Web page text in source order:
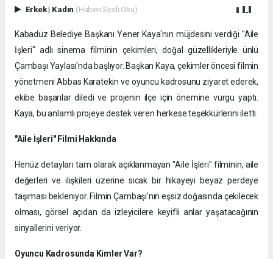
Erkek| Kadın (Haberi Sesli Oku)
Kabadüz Belediye Başkanı Yener Kaya'nın müjdesini verdiği "Aile
İşleri" adlı sinema filminin çekimleri, doğal güzellikleriyle ünlü
Çambaşı Yaylası'nda başlıyor. Başkan Kaya, çekimler öncesi filmin
yönetmeni Abbas Karatekin ve oyuncu kadrosunu ziyaret ederek,
ekibe başarılar diledi ve projenin ilçe için önemine vurgu yaptı.
Kaya, bu anlamlı projeye destek veren herkese teşekkürlerini iletti.
"Aile İşleri" Filmi Hakkında
Henüz detayları tam olarak açıklanmayan "Aile İşleri" filminin, aile
değerleri ve ilişkileri üzerine sıcak bir hikayeyi beyaz perdeye
taşıması bekleniyor. Filmin Çambaşı'nın eşsiz doğasında çekilecek
olması, görsel açıdan da izleyicilere keyifli anlar yaşatacağının
sinyallerini veriyor.
Oyuncu Kadrosunda Kimler Var?